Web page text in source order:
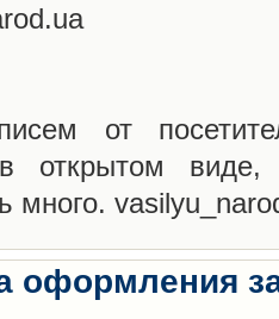
от
в открытом
много.
оформления